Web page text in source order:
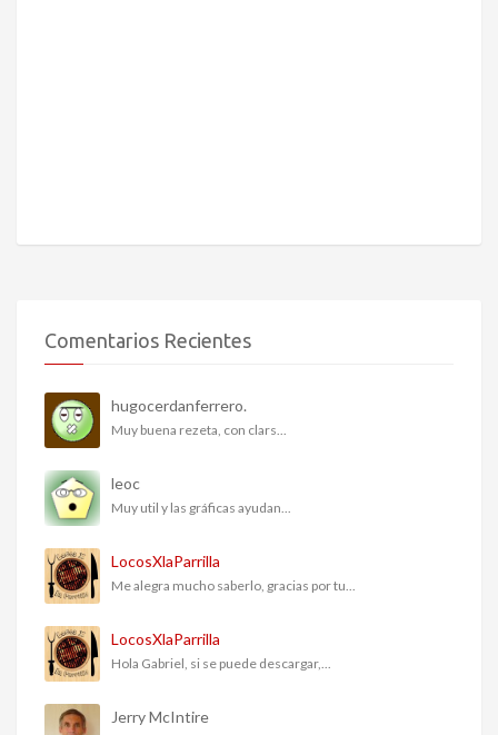
Comentarios Recientes
hugocerdanferrero.
Muy buena rezeta, con clars...
leoc
Muy util y las gráficas ayudan...
LocosXlaParrilla
Me alegra mucho saberlo, gracias por tu...
LocosXlaParrilla
Hola Gabriel, si se puede descargar,...
Jerry McIntire